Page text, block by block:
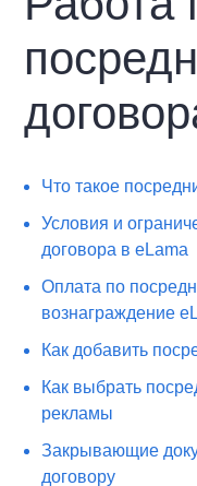
Что такое
Условия и
договора в eLama
Оплата по
вознаграждение
Как добавить
Как выбрать
рекламы
Закрывающие
договору